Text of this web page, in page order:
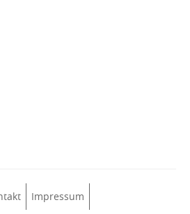
Impressum